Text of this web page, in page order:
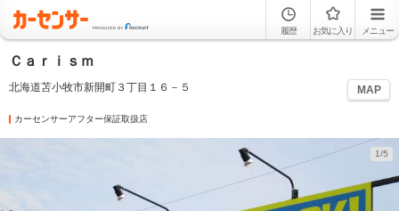
履歴 お気に入り メニュー
Ｃａｒｉｓｍ
北海道苫小牧市新開町３丁目１６－５ MAP
カーセンサーアフター保証取扱店
1/5